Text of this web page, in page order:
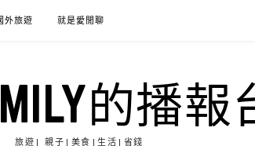
外旅遊 就是愛閒聊
的播報
旅遊| 親子|美食|生活|省錢